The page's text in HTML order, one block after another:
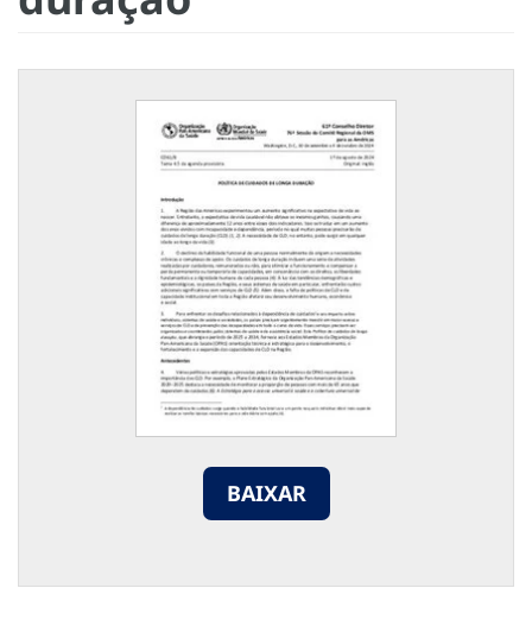
BAIXAR